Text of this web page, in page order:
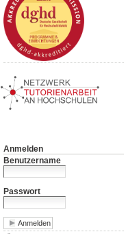
Anmelden
Benutzername
Passwort